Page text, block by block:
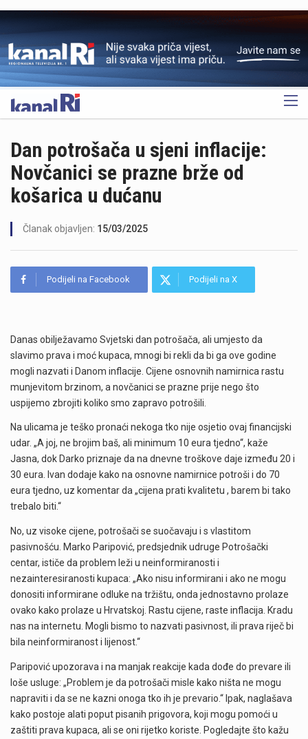
OGLAS
Dan potrošača u sjeni inflacije:
Novčanici se prazne brže od
košarica u dućanu
Članak objavljen: 15/03/2025
Podijeli na Facebook Podijeli na X
Danas obilježavamo Svjetski dan potrošača, ali umjesto da
slavimo prava i moć kupaca, mnogi bi rekli da bi ga ove godine
mogli nazvati i Danom inflacije. Cijene osnovnih namirnica rastu
munjevitom brzinom, a novčanici se prazne prije nego što
uspijemo zbrojiti koliko smo zapravo potrošili.
Na ulicama je teško pronaći nekoga tko nije osjetio ovaj financijski
udar. „A joj, ne brojim baš, ali minimum 10 eura tjedno“, kaže
Jasna, dok Darko priznaje da na dnevne troškove daje između 20 i
30 eura. Ivan dodaje kako na osnovne namirnice potroši i do 70
eura tjedno, uz komentar da „cijena prati kvalitetu , barem bi tako
trebalo biti.“
No, uz visoke cijene, potrošači se suočavaju i s vlastitom
pasivnošću. Marko Paripović, predsjednik udruge Potrošački
centar, ističe da problem leži u neinformiranosti i
nezainteresiranosti kupaca: „Ako nisu informirani i ako ne mogu
donositi informirane odluke na tržištu, onda jednostavno prolaze
ovako kako prolaze u Hrvatskoj. Rastu cijene, raste inflacija. Kradu
nas na internetu. Mogli bismo to nazvati pasivnost, ili prava riječ bi
bila neinformiranost i lijenost.“
Paripović upozorava i na manjak reakcije kada dođe do prevare ili
loše usluge: „Problem je da potrošači misle kako ništa ne mogu
napraviti i da se ne kazni onoga tko ih je prevario.“ Ipak, naglašava
kako postoje alati poput pisanih prigovora, koji mogu pomoći u
zaštiti prava kupaca, ali se oni rijetko koriste. Pogledajte što kažu